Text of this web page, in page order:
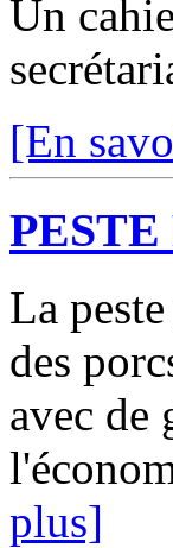
Un
[En
La
des
avec de
plus]